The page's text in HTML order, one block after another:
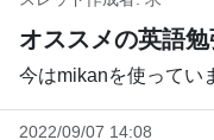
オススメの英語勉
2022/09/07 14:08